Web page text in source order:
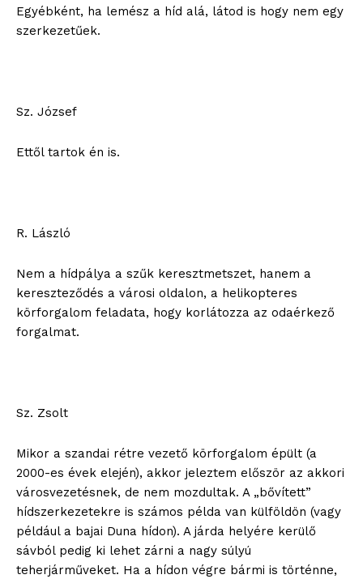
Egyébként, ha lemész a híd alá, látod is hogy nem egy
szerkezetűek.
Sz. József
Ettől tartok én is.
R. László
Nem a hídpálya a szűk keresztmetszet, hanem a
kereszteződés a városi oldalon, a helikopteres
körforgalom feladata, hogy korlátozza az odaérkező
forgalmat.
Sz. Zsolt
Mikor a szandai rétre vezető körforgalom épült (a
2000-es évek elején), akkor jeleztem először az akkori
városvezetésnek, de nem mozdultak. A „bővített”
hídszerkezetekre is számos példa van külföldön (vagy
például a bajai Duna hídon). A járda helyére kerülő
sávból pedig ki lehet zárni a nagy súlyú
teherjárműveket. Ha a hídon végre bármi is történne,